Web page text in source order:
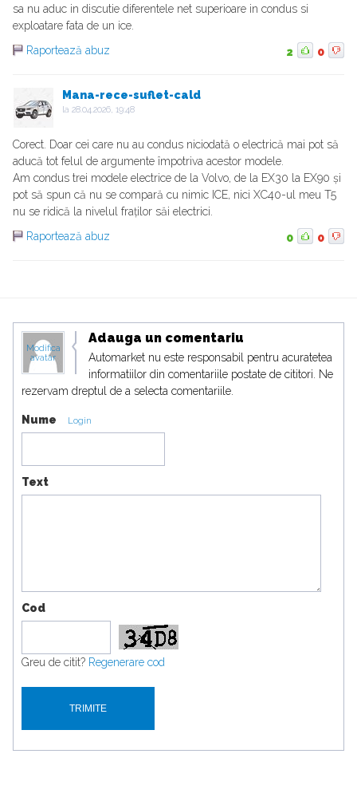
sa nu aduc in discutie diferentele net superioare in condus si
exploatare fata de un ice.
Raportează abuz
2 0
Mana-rece-suflet-cald
la 28.04.2026, 19:48
Corect. Doar cei care nu au condus niciodată o electrică mai pot să
aducă tot felul de argumente împotriva acestor modele.
Am condus trei modele electrice de la Volvo, de la EX30 la EX90 și
pot să spun că nu se compară cu nimic ICE, nici XC40-ul meu T5
nu se ridică la nivelul fraților săi electrici.
Raportează abuz
0 0
Modifica
avatar
Adauga un comentariu
Automarket nu este responsabil pentru acuratetea
informatiilor din comentariile postate de cititori. Ne
rezervam dreptul de a selecta comentariile.
Nume Login
Text
Cod
Greu de citit? Regenerare cod